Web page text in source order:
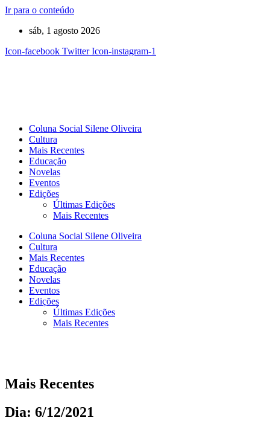
Ir para o conteúdo
sáb, 1 agosto 2026
Icon-facebook Twitter Icon-instagram-1
Coluna Social Silene Oliveira
Cultura
Mais Recentes
Educação
Novelas
Eventos
Edições
Últimas Edições
Mais Recentes
Coluna Social Silene Oliveira
Cultura
Mais Recentes
Educação
Novelas
Eventos
Edições
Últimas Edições
Mais Recentes
Mais Recentes
Dia: 6/12/2021